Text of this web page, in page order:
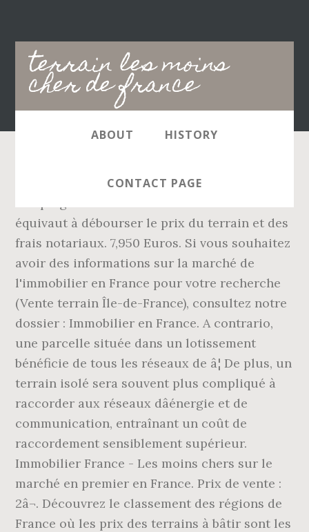
terrain les moins
cher de france
Main
navigation
ABOUT HISTORY
CONTACT PAGE
Bon accès par la route pour une caravane,
équivaut à débourser le prix du terrain et des
frais notariaux. 7,950 Euros. Si vous souhaitez
avoir des informations sur la marché de
l'immobilier en France pour votre recherche
(Vente terrain Île-de-France), consultez notre
dossier : Immobilier en France. A contrario,
une parcelle située dans un lotissement
bénéficie de tous les réseaux de â¦ De plus, un
terrain isolé sera souvent plus compliqué à
raccorder aux réseaux dâénergie et de
communication, entraînant un coût de
raccordement sensiblement supérieur.
Immobilier France - Les moins chers sur le
marché en premier en France. Prix de vente :
2â¬. Découvrez le classement des régions de
France où les prix des terrains à bâtir sont les